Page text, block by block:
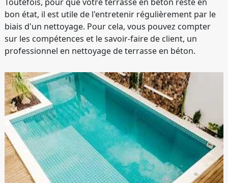
bon état, il est utile de l'entretenir régulièrement par le
biais d'un nettoyage. Pour cela, vous pouvez compter
sur les compétences et le savoir-faire de client, un
professionnel en nettoyage de terrasse en béton.